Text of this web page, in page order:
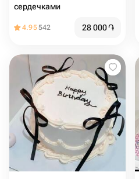
сердечками
4.95542 28 000֏